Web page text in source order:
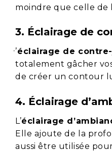
moindre que celle de
3. Éclairage de
Ŀ’éclairage de
totalement gâcher
de créer un contour
4. Éclairage
L’éclairage
Elle ajoute de la
aussi être utilisée